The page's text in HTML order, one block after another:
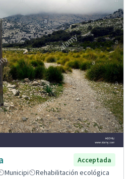
Acceptada
Municipi
Rehabilitación ecológica